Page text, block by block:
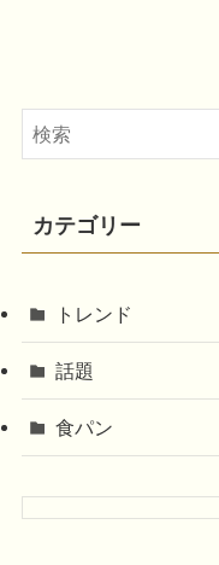
カテゴリー
トレンド
話題
食パン